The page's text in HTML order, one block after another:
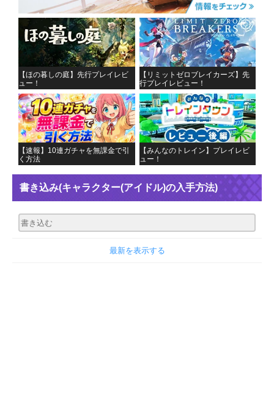
【ほの暮しの庭】先行プレイレビ
ュー！
【リミットゼロブレイカーズ】先
行プレイレビュー！
【速報】10連ガチャを無課金で引
く方法
【みんなのトレイン】プレイレビ
ュー！
書き込み(キャラクター(アイドル)の入手方法)
最新を表示する